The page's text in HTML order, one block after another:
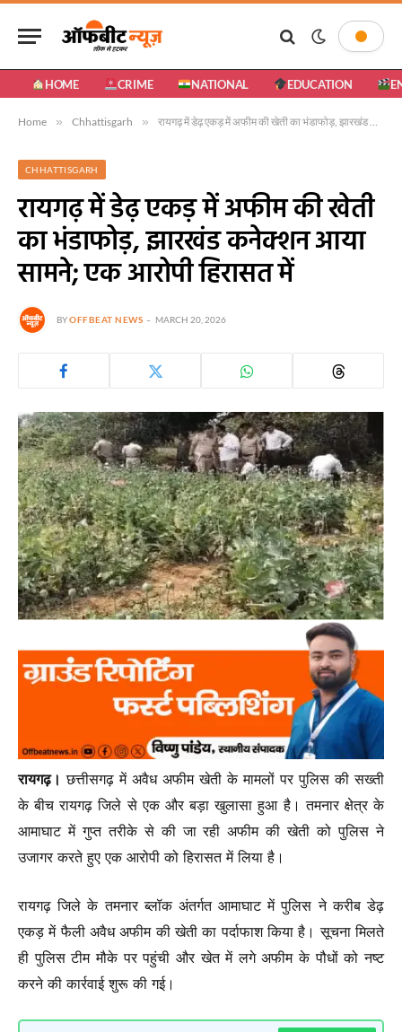
HOME CRIME NATIONAL EDUCATION
Home » Chhattisgarh » रायगढ़ में डेढ़ एकड़ में अफीम की खेती का भंडाफोड़, झारखंड कनेक्शन आया सामने; एक आरोपी हिरासत में
CHHATTISGARH
रायगढ़ में डेढ़ एकड़ में अफीम की खेती
का भंडाफोड़, झारखंड कनेक्शन आया
सामने; एक आरोपी हिरासत में
BYOFFBEAT NEWS MARCH 20, 2026
रायगढ़। छत्तीसगढ़ में अवैध अफीम खेती के मामलों पर पुलिस की सख्ती
के बीच रायगढ़ जिले से एक और बड़ा खुलासा हुआ है। तमनार क्षेत्र के
आमाघाट में गुप्त तरीके से की जा रही अफीम की खेती को पुलिस ने
उजागर करते हुए एक आरोपी को हिरासत में लिया है।
रायगढ़ जिले के तमनार ब्लॉक अंतर्गत आमाघाट में पुलिस ने करीब डेढ़
एकड़ में फैली अवैध अफीम की खेती का पर्दाफाश किया है। सूचना मिलते
ही पुलिस टीम मौके पर पहुंची और खेत में लगे अफीम के पौधों को नष्ट
करने की कार्रवाई शुरू की गई।